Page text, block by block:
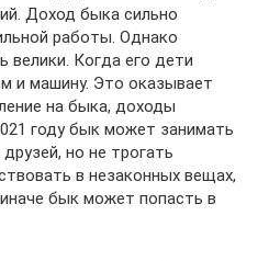
Доход быка сильно
работы. Однако
велики. Когда его дети
и машину. Это оказывает
на быка, доходы
году бык может занимать
но не трогать
в незаконных вещах,
бык может попасть в